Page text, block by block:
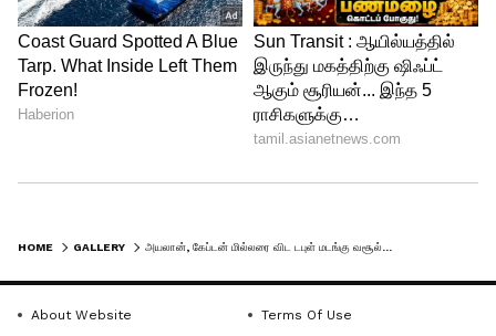
Hanuman Movie Box office record
மட்டுமே எட்டி இருந்த நிலையில், ஹனுமன்
வாரிக்குவித்து பாக்ஸ் ஆபிஸில்
HOME GALLERY
About Website Terms Of Use